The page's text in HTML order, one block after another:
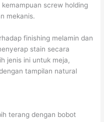
screw holding
mekanis.
finishing melamin dan
stain secara
jenis ini untuk meja,
tampilan natural
terang dengan bobot